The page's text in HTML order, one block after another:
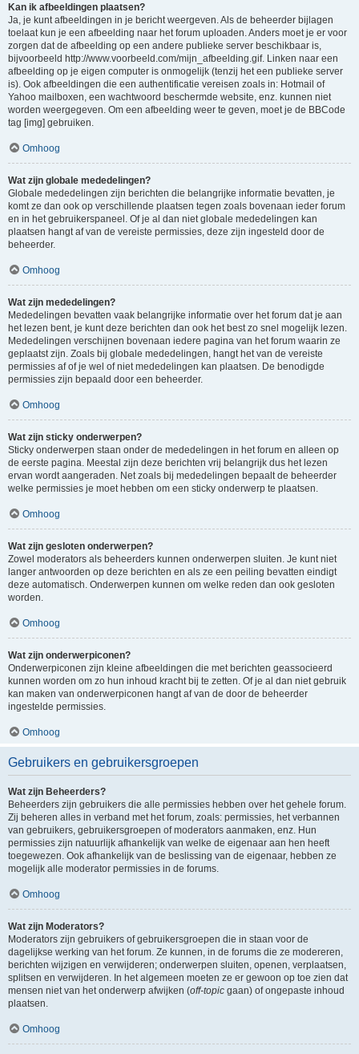
Kan ik afbeeldingen plaatsen?
Ja, je kunt afbeeldingen in je bericht weergeven. Als de beheerder bijlagen
toelaat kun je een afbeelding naar het forum uploaden. Anders moet je er voor
zorgen dat de afbeelding op een andere publieke server beschikbaar is,
bijvoorbeeld http://www.voorbeeld.com/mijn_afbeelding.gif. Linken naar een
afbeelding op je eigen computer is onmogelijk (tenzij het een publieke server
is). Ook afbeeldingen die een authentificatie vereisen zoals in: Hotmail of
Yahoo mailboxen, een wachtwoord beschermde website, enz. kunnen niet
worden weergegeven. Om een afbeelding weer te geven, moet je de BBCode
tag [img] gebruiken.
Omhoog
Wat zijn globale mededelingen?
Globale mededelingen zijn berichten die belangrijke informatie bevatten, je
komt ze dan ook op verschillende plaatsen tegen zoals bovenaan ieder forum
en in het gebruikerspaneel. Of je al dan niet globale mededelingen kan
plaatsen hangt af van de vereiste permissies, deze zijn ingesteld door de
beheerder.
Omhoog
Wat zijn mededelingen?
Mededelingen bevatten vaak belangrijke informatie over het forum dat je aan
het lezen bent, je kunt deze berichten dan ook het best zo snel mogelijk lezen.
Mededelingen verschijnen bovenaan iedere pagina van het forum waarin ze
geplaatst zijn. Zoals bij globale mededelingen, hangt het van de vereiste
permissies af of je wel of niet mededelingen kan plaatsen. De benodigde
permissies zijn bepaald door een beheerder.
Omhoog
Wat zijn sticky onderwerpen?
Sticky onderwerpen staan onder de mededelingen in het forum en alleen op
de eerste pagina. Meestal zijn deze berichten vrij belangrijk dus het lezen
ervan wordt aangeraden. Net zoals bij mededelingen bepaalt de beheerder
welke permissies je moet hebben om een sticky onderwerp te plaatsen.
Omhoog
Wat zijn gesloten onderwerpen?
Zowel moderators als beheerders kunnen onderwerpen sluiten. Je kunt niet
langer antwoorden op deze berichten en als ze een peiling bevatten eindigt
deze automatisch. Onderwerpen kunnen om welke reden dan ook gesloten
worden.
Omhoog
Wat zijn onderwerpiconen?
Onderwerpiconen zijn kleine afbeeldingen die met berichten geassocieerd
kunnen worden om zo hun inhoud kracht bij te zetten. Of je al dan niet gebruik
kan maken van onderwerpiconen hangt af van de door de beheerder
ingestelde permissies.
Omhoog
Gebruikers en gebruikersgroepen
Wat zijn Beheerders?
Beheerders zijn gebruikers die alle permissies hebben over het gehele forum.
Zij beheren alles in verband met het forum, zoals: permissies, het verbannen
van gebruikers, gebruikersgroepen of moderators aanmaken, enz. Hun
permissies zijn natuurlijk afhankelijk van welke de eigenaar aan hen heeft
toegewezen. Ook afhankelijk van de beslissing van de eigenaar, hebben ze
mogelijk alle moderator permissies in de forums.
Omhoog
Wat zijn Moderators?
Moderators zijn gebruikers of gebruikersgroepen die in staan voor de
dagelijkse werking van het forum. Ze kunnen, in de forums die ze modereren,
berichten wijzigen en verwijderen; onderwerpen sluiten, openen, verplaatsen,
splitsen en verwijderen. In het algemeen moeten ze er gewoon op toe zien dat
mensen niet van het onderwerp afwijken (off-topic gaan) of ongepaste inhoud
plaatsen.
Omhoog